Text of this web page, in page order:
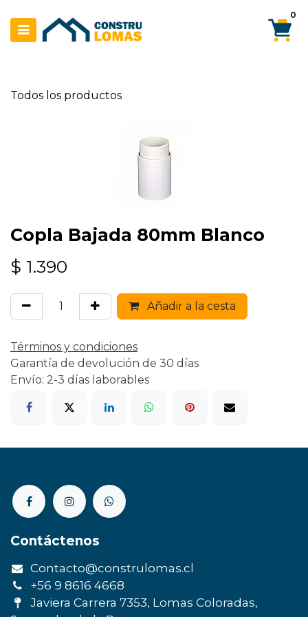
0
Todos los productos
Copla Bajada 80mm Blanco
$ 1.390
Añadir a la cesta
Términos y condiciones
Garantía de devolución de 30 días
Envío: 2-3 días laborables
Contáctenos
Contacto@construlomas.cl
+56 9 8616 4668
Javiera Carrera 7353, Lomas Coloradas,